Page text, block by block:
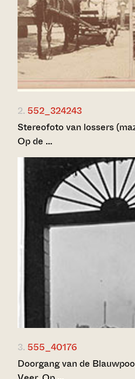
2. 552_324243
Stereofoto van lossers
Op de …
3. 555_40176
Doorgang van de